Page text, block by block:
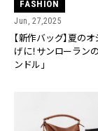
FASHION
Jun, 27,2025
【新作バッグ】夏の
げに！サンローラン
ンドル」